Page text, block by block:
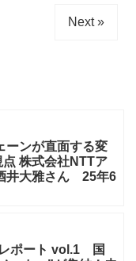
Next »
ーンが直面する変
株式会社NTTア
井大雅さん 25年6
ポート vol.1 国